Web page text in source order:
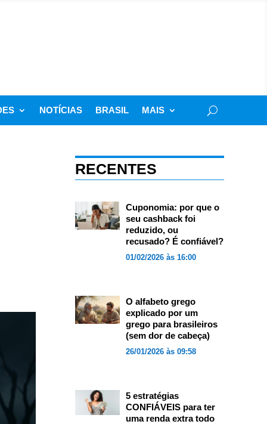
NOTÍCIAS BRASIL MAIS
RECENTES
Cuponomia: por que o
seu cashback foi
reduzido, ou
recusado? É confiável?
01/02/2026 às 16:00
O alfabeto grego
explicado por um
grego para brasileiros
(sem dor de cabeça)
26/01/2026 às 09:58
5 estratégias
CONFIÁVEIS para ter
uma renda extra todo